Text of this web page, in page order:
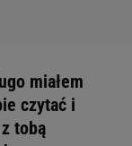
miałem
czytać i
tobą